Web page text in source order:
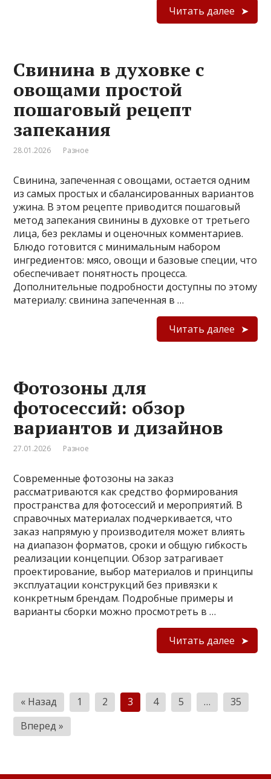
Читать далее
Свинина в духовке с
овощами простой
пошаговый рецепт
запекания
28.01.2026 Разное
Свинина, запеченная с овощами, остается одним
из самых простых и сбалансированных вариантов
ужина. В этом рецепте приводится пошаговый
метод запекания свинины в духовке от третьего
лица, без рекламы и оценочных комментариев.
Блюдо готовится с минимальным набором
ингредиентов: мясо, овощи и базовые специи, что
обеспечивает понятность процесса.
Дополнительные подробности доступны по этому
материалу: свинина запеченная в …
Читать далее
Фотозоны для
фотосессий: обзор
вариантов и дизайнов
27.01.2026 Разное
Современные фотозоны на заказ
рассматриваются как средство формирования
пространства для фотосессий и мероприятий. В
справочных материалах подчеркивается, что
заказ напрямую у производителя может влиять
на диапазон форматов, сроки и общую гибкость
реализации концепции. Обзор затрагивает
проектирование, выбор материалов и принципы
эксплуатации конструкций без привязки к
конкретным брендам. Подробные примеры и
варианты сборки можно просмотреть в …
Читать далее
Пагинация
записей
« Назад 1 2 3 4 5 …
35
Вперед »